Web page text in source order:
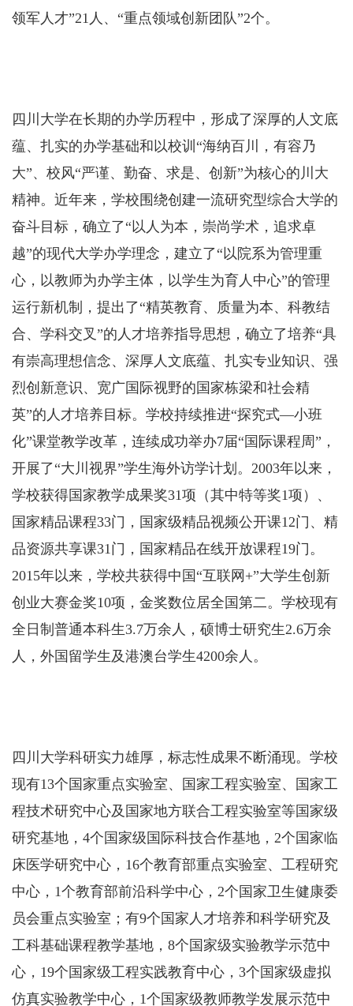
领军人才”21人、“重点领域创新团队”2个。
四川大学在长期的办学历程中，形成了深厚的人文底
蕴、扎实的办学基础和以校训“海纳百川，有容乃
大”、校风“严谨、勤奋、求是、创新”为核心的川大
精神。近年来，学校围绕创建一流研究型综合大学的
奋斗目标，确立了“以人为本，崇尚学术，追求卓
越”的现代大学办学理念，建立了“以院系为管理重
心，以教师为办学主体，以学生为育人中心”的管理
运行新机制，提出了“精英教育、质量为本、科教结
合、学科交叉”的人才培养指导思想，确立了培养“具
有崇高理想信念、深厚人文底蕴、扎实专业知识、强
烈创新意识、宽广国际视野的国家栋梁和社会精
英”的人才培养目标。学校持续推进“探究式—小班
化”课堂教学改革，连续成功举办7届“国际课程周”，
开展了“大川视界”学生海外访学计划。2003年以来，
学校获得国家教学成果奖31项（其中特等奖1项）、
国家精品课程33门，国家级精品视频公开课12门、精
品资源共享课31门，国家精品在线开放课程19门。
2015年以来，学校共获得中国“互联网+”大学生创新
创业大赛金奖10项，金奖数位居全国第二。学校现有
全日制普通本科生3.7万余人，硕博士研究生2.6万余
人，外国留学生及港澳台学生4200余人。
四川大学科研实力雄厚，标志性成果不断涌现。学校
现有13个国家重点实验室、国家工程实验室、国家工
程技术研究中心及国家地方联合工程实验室等国家级
研究基地，4个国家级国际科技合作基地，2个国家临
床医学研究中心，16个教育部重点实验室、工程研究
中心，1个教育部前沿科学中心，2个国家卫生健康委
员会重点实验室；有9个国家人才培养和科学研究及
工科基础课程教学基地，8个国家级实验教学示范中
心，19个国家级工程实践教育中心，3个国家级虚拟
仿真实验教学中心，1个国家级教师教学发展示范中